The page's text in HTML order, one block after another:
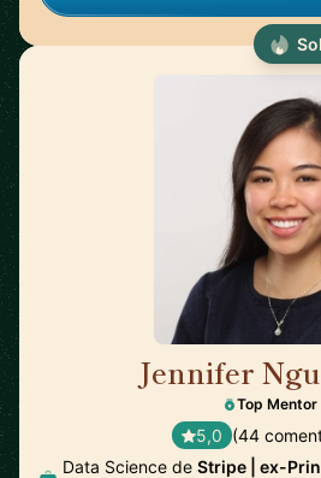
Jennifer
Top Mentor
5,0 (44
Data Science de Stripe | ex-